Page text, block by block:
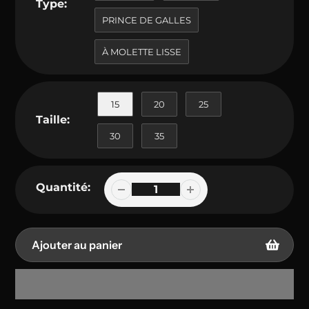
Type:
PRINCE DE GALLES
À MOLETTE LISSE
Taille:
15 20 25
30 35
Quantité:
Ajouter au panier